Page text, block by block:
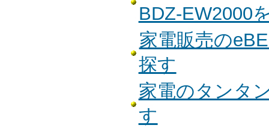
BDZ-EW2000
家電販売の
探す
家電のタンタ
す